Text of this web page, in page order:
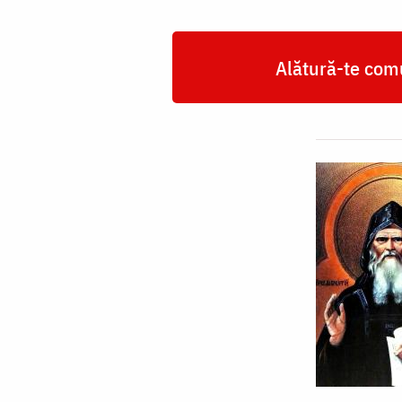
Alătură-te